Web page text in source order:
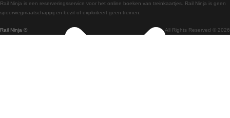
Treinen van Wenen naar Salzburg
Treinen van Wenen naar Praag
Rail Ninja ® All Rights Reserved © 2026
Rail Ninja is een reserveringsservice voor het online boeken van treinkaartjes. Rail Ninja is geen
spoorwegmaatschappij en bezit of exploiteert geen treinen.